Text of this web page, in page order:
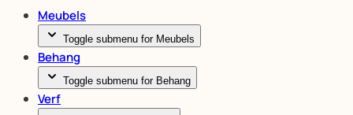
Meubels
Toggle submenu for Meubels
Behang
Toggle submenu for Behang
Verf